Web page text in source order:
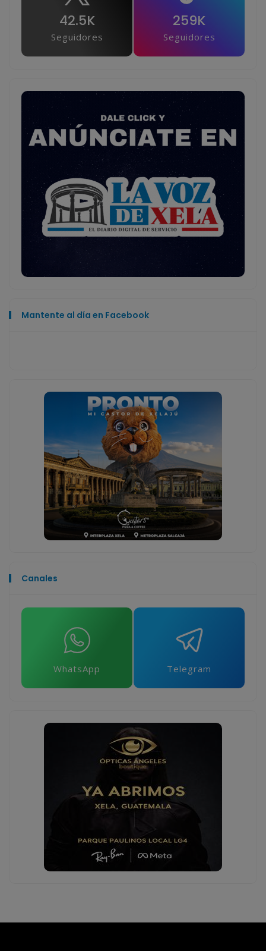
42.5K
Seguidores
259K
Seguidores
Mantente al día en Facebook
Canales
WhatsApp Telegram